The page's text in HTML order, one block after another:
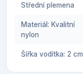
Střední plemena
Materiál: Kvalitní
nylon
Šířka vodítka: 2 cm